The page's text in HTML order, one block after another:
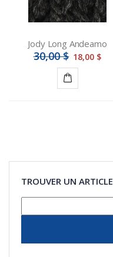
Jody Long Andeamo
30,00 $ 18,00 $
TROUVER UN ARTICLE